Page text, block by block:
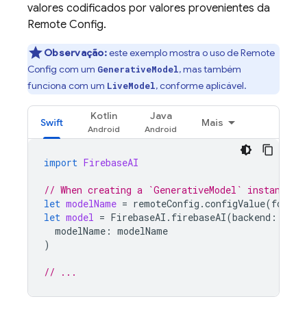
valores codificados por valores provenientes da
Remote Config.
Observação:este exemplo mostra o uso deRemote
Config com um GenerativeModel, mas também
funciona com um LiveModel, conforme aplicável.
Swift
Kotlin Java
Mais
import FirebaseAI
// When creating a `GenerativeModel` instance,
let modelName = remoteConfig .configValue(forKey
let model = FirebaseAI . firebaseAI(backend :
modelName : modelName
)
// ...